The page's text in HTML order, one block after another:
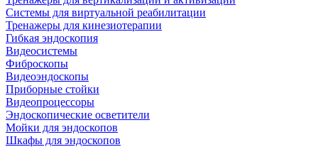
Системы для виртуальной реабилитации
Тренажеры для кинезиотерапии
Гибкая эндоскопия
Видеосистемы
Фиброскопы
Видеоэндоскопы
Приборные стойки
Видеопроцессоры
Эндоскопические осветители
Мойки для эндоскопов
Шкафы для эндоскопов